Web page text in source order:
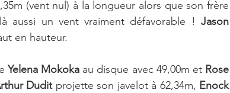
aussi un vent vraiment défavorable ! Jason
en hauteur.
Yelena Mokoka au disque avec 49,00m et Rose
Dudit projette son javelot à 62,34m, Enock